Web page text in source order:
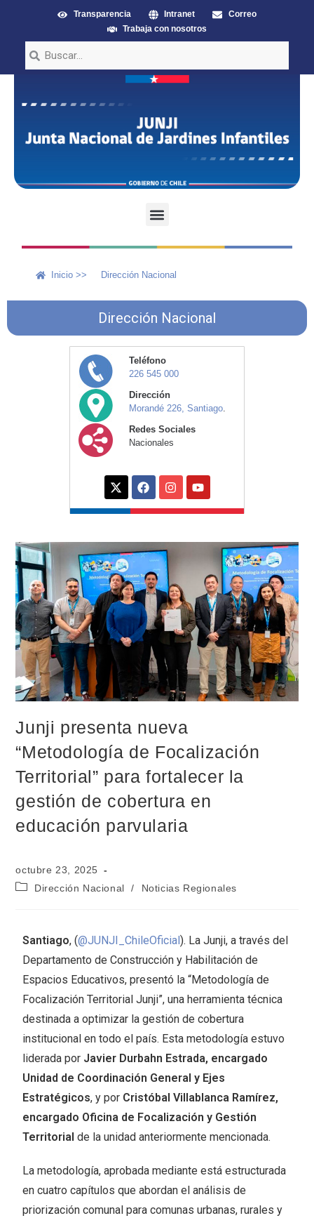
Transparencia Intranet
Correo
Trabaja con nosotros
Inicio >> Dirección Nacional
Dirección Nacional
Teléfono
226 545 000
Dirección
Morandé 226, Santiago.
Redes Sociales
Nacionales
Junji presenta nueva
“Metodología de Focalización
Territorial” para fortalecer la
gestión de cobertura en
educación parvularia
octubre 23, 2025
Dirección Nacional
/ Noticias Regionales
Santiago, (@JUNJI_ChileOficial). La Junji, a través del
Departamento de Construcción y Habilitación de
Espacios Educativos, presentó la “Metodología de
Focalización Territorial Junji”, una herramienta técnica
destinada a optimizar la gestión de cobertura
institucional en todo el país. Esta metodología estuvo
liderada por Javier Durbahn Estrada, encargado
Unidad de Coordinación General y Ejes
Estratégicos, y por Cristóbal Villablanca Ramírez,
encargado Oficina de Focalización y Gestión
Territorialde la unidad anteriormente mencionada.
La metodología, aprobada mediante está estructurada
en cuatro capítulos que abordan el análisis de
priorización comunal para comunas urbanas, rurales y